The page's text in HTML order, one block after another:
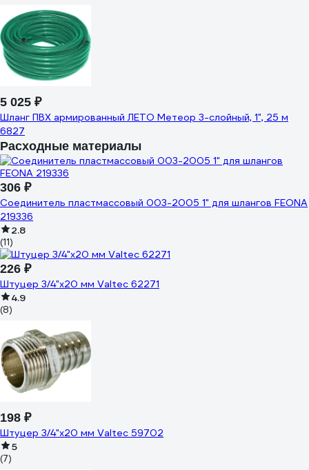
5 025 ₽
Шланг ПВХ армированный ЛЕТО Метеор 3-слойный, 1", 25 м
6827
Расходные материалы
306 ₽
Соединитель пластмассовый 003-2005 1" для шлангов FEONA
219336
2.8
(11)
226 ₽
Штуцер 3/4"х20 мм Valtec 62271
4.9
(8)
198 ₽
Штуцер 3/4"х20 мм Valtec 59702
5
(7)